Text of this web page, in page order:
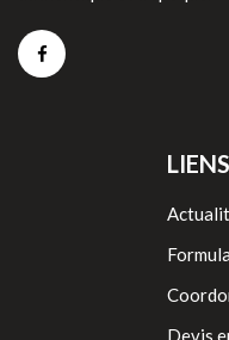
LIENS
Devis